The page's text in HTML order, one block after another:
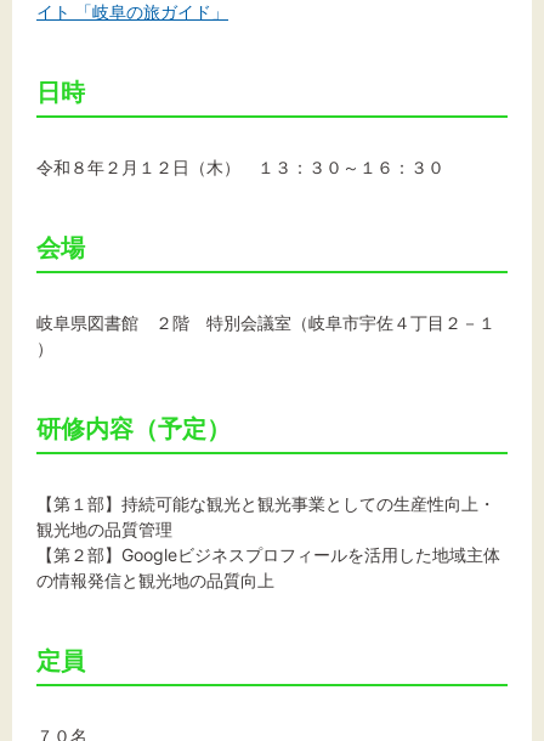
イト 「岐阜の旅ガイド」
日時
令和８年２月１２日（木） １３：３０～１６：３０
会場
岐阜県図書館 ２階 特別会議室（岐阜市宇佐４丁目２－１
）
研修内容（予定）
【第１部】持続可能な観光と観光事業としての生産性向上・
観光地の品質管理
【第２部】Googleビジネスプロフィールを活用した地域主体
の情報発信と観光地の品質向上
定員
７０名